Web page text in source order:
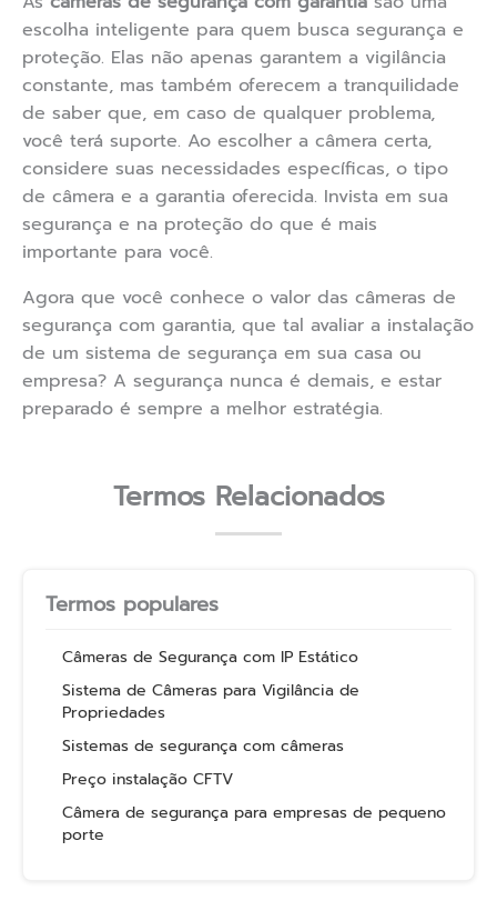
escolha inteligente para quem busca segurança e
proteção. Elas não apenas garantem a vigilância
constante, mas também oferecem a tranquilidade
de saber que, em caso de qualquer problema,
você terá suporte. Ao escolher a câmera certa,
considere suas necessidades específicas, o tipo
de câmera e a garantia oferecida. Invista em sua
segurança e na proteção do que é mais
importante para você.
Agora que você conhece o valor das câmeras de
segurança com garantia, que tal avaliar a instalação
de um sistema de segurança em sua casa ou
empresa? A segurança nunca é demais, e estar
preparado é sempre a melhor estratégia.
Termos Relacionados
Termos populares
Câmeras de Segurança com IP Estático
Sistema de Câmeras para Vigilância de
Propriedades
Sistemas de segurança com câmeras
Preço instalação CFTV
Câmera de segurança para empresas de pequeno
porte